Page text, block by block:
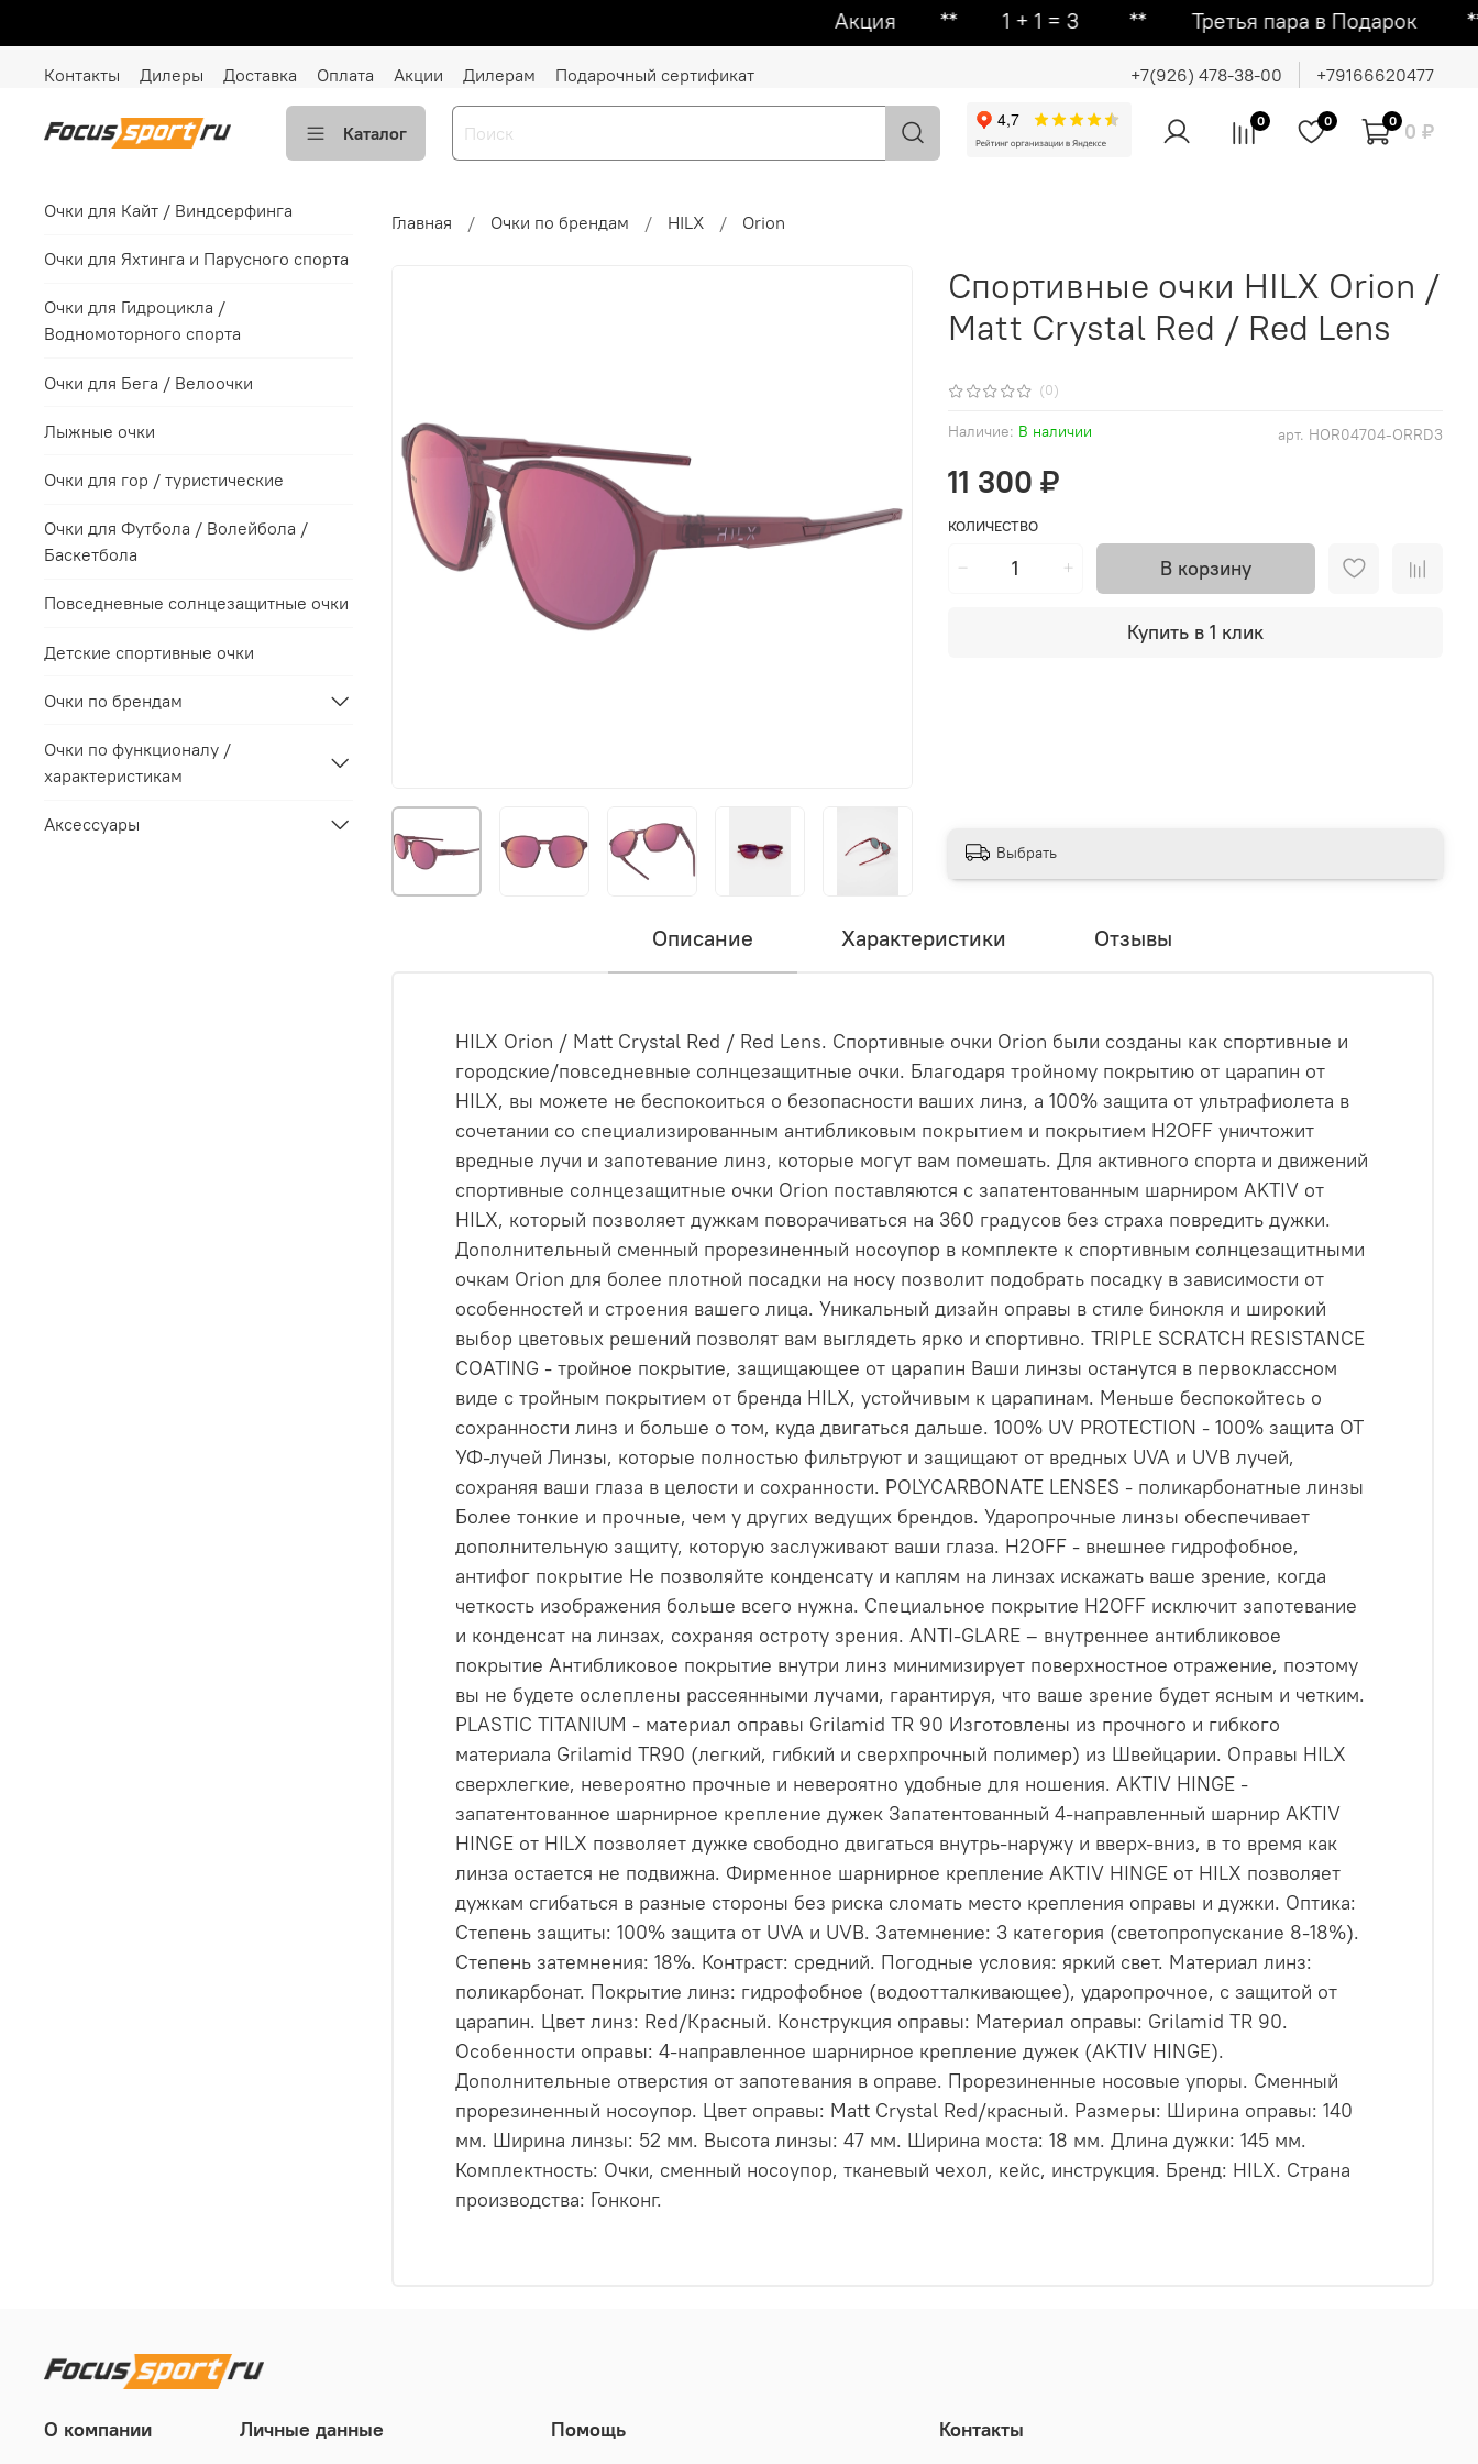
Акция ᕯ 1 + 1 = 3 ᕯ Третья пара в Подарок ᕯ
Контакты Дилеры Доставка Оплата Акции Дилерам Подарочный сертификат +7(926) 478-38-00 +79166620477
Каталог
0 0 0 0 ₽
Главная Очки по брендам HILX Orion
(0)
арт. HOR04704-ORRD3
Наличие: В наличии
Спортивные очки HILX Orion /
Matt Crystal Red / Red Lens
11 300 ₽
КОЛИЧЕСТВО
В корзину
Купить в 1 клик
Выбрать
Описание Характеристики Отзывы
HILX Orion / Matt Crystal Red / Red Lens. Спортивные очки Orion были созданы как спортивные и
городские/повседневные солнцезащитные очки. Благодаря тройному покрытию от царапин от
HILX, вы можете не беспокоиться о безопасности ваших линз, а 100% защита от ультрафиолета в
сочетании со специализированным антибликовым покрытием и покрытием H2OFF уничтожит
вредные лучи и запотевание линз, которые могут вам помешать. Для активного спорта и движений
спортивные солнцезащитные очки Orion поставляются с запатентованным шарниром AKTIV от
HILX, который позволяет дужкам поворачиваться на 360 градусов без страха повредить дужки.
Дополнительный сменный прорезиненный носоупор в комплекте к спортивным солнцезащитными
очкам Orion для более плотной посадки на носу позволит подобрать посадку в зависимости от
особенностей и строения вашего лица. Уникальный дизайн оправы в стиле бинокля и широкий
выбор цветовых решений позволят вам выглядеть ярко и спортивно. TRIPLE SCRATCH RESISTANCE
COATING - тройное покрытие, защищающее от царапин Ваши линзы останутся в первоклассном
виде с тройным покрытием от бренда HILX, устойчивым к царапинам. Меньше беспокойтесь о
сохранности линз и больше о том, куда двигаться дальше. 100% UV PROTECTION - 100% защита ОТ
УФ-лучей Линзы, которые полностью фильтруют и защищают от вредных UVA и UVB лучей,
сохраняя ваши глаза в целости и сохранности. POLYCARBONATE LENSES - поликарбонатные линзы
Более тонкие и прочные, чем у других ведущих брендов. Ударопрочные линзы обеспечивает
дополнительную защиту, которую заслуживают ваши глаза. H2OFF - внешнее гидрофобное,
антифог покрытие Не позволяйте конденсату и каплям на линзах искажать ваше зрение, когда
четкость изображения больше всего нужна. Специальное покрытие H2OFF исключит запотевание
и конденсат на линзах, сохраняя остроту зрения. ANTI-GLARE – внутреннее антибликовое
покрытие Антибликовое покрытие внутри линз минимизирует поверхностное отражение, поэтому
вы не будете ослеплены рассеянными лучами, гарантируя, что ваше зрение будет ясным и четким.
PLASTIC TITANIUM - материал оправы Grilamid TR 90 Изготовлены из прочного и гибкого
материала Grilamid TR90 (легкий, гибкий и сверхпрочный полимер) из Швейцарии. Оправы HILX
сверхлегкие, невероятно прочные и невероятно удобные для ношения. AKTIV HINGE -
запатентованное шарнирное крепление дужек Запатентованный 4-направленный шарнир AKTIV
HINGE от HILX позволяет дужке свободно двигаться внутрь-наружу и вверх-вниз, в то время как
линза остается не подвижна. Фирменное шарнирное крепление AKTIV HINGE от HILX позволяет
дужкам сгибаться в разные стороны без риска сломать место крепления оправы и дужки. Оптика:
Степень защиты: 100% защита от UVA и UVB. Затемнение: 3 категория (светопропускание 8-18%).
Степень затемнения: 18%. Контраст: средний. Погодные условия: яркий свет. Материал линз:
поликарбонат. Покрытие линз: гидрофобное (водоотталкивающее), ударопрочное, с защитой от
царапин. Цвет линз: Red/Красный. Конструкция оправы: Материал оправы: Grilamid TR 90.
Особенности оправы: 4-направленное шарнирное крепление дужек (AKTIV HINGE).
Дополнительные отверстия от запотевания в оправе. Прорезиненные носовые упоры. Сменный
прорезиненный носоупор. Цвет оправы: Matt Crystal Red/красный. Размеры: Ширина оправы: 140
мм. Ширина линзы: 52 мм. Высота линзы: 47 мм. Ширина моста: 18 мм. Длина дужки: 145 мм.
Комплектность: Очки, сменный носоупор, тканевый чехол, кейс, инструкция. Бренд: HILX. Страна
производства: Гонконг.
Очки для Кайт / Виндсерфинга
Очки для Яхтинга и Парусного спорта
Очки для Гидроцикла /
Водномоторного спорта
Очки для Бега / Велоочки
Лыжные очки
Очки для гор / туристические
Очки для Футбола / Волейбола /
Баскетбола
Повседневные солнцезащитные очки
Детские спортивные очки
Очки по брендам
Очки по функционалу /
характеристикам
Аксессуары
О компании Личные данные Помощь Контакты